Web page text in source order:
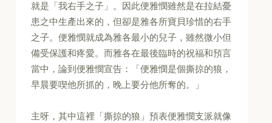
就是「我右手之子」。因此便雅憫雖然是在拉結憂
患之中生產出來的，但卻是雅各所寶貝珍惜的右手
之子。便雅憫就成為雅各最小的兒子，雖然微小但
備受保護和疼愛。而雅各在最後臨時的祝福和預言
當中，論到便雅憫宣告：「便雅憫是個撕掠的狼，
早晨要喫他所抓的，晚上要分他所奪的。」
主呀，其中這裡「撕掠的狼」預表便雅憫支派就像